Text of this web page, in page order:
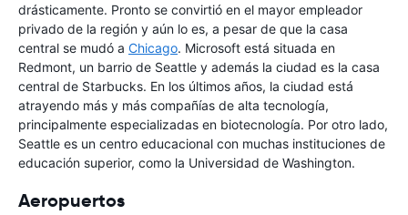
drásticamente. Pronto se convirtió en el mayor empleador
privado de la región y aún lo es, a pesar de que la casa
central se mudó a Chicago. Microsoft está situada en
Redmont, un barrio de Seattle y además la ciudad es la casa
central de Starbucks. En los últimos años, la ciudad está
atrayendo más y más compañías de alta tecnología,
principalmente especializadas en biotecnología. Por otro lado,
Seattle es un centro educacional con muchas instituciones de
educación superior, como la Universidad de Washington.
Aeropuertos